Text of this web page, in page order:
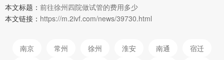
本文标题： 前往徐州四院做试管的费用多少
本文链接： https://m.2ivf.com/news/39730.html
南京 常州 徐州 淮安 南通
宿迁